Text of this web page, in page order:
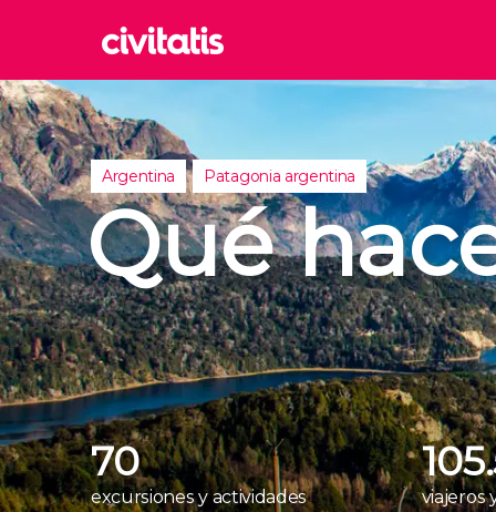
Reino
Reino
Turquía
Argentina Patagonia argentina
Qué
70
excursiones y actividades
viajeros